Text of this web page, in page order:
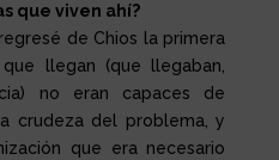
que viven ahí?
de Chios la primera
llegan (que llegaban,
no eran capaces de
crudeza del problema, y
que era necesario